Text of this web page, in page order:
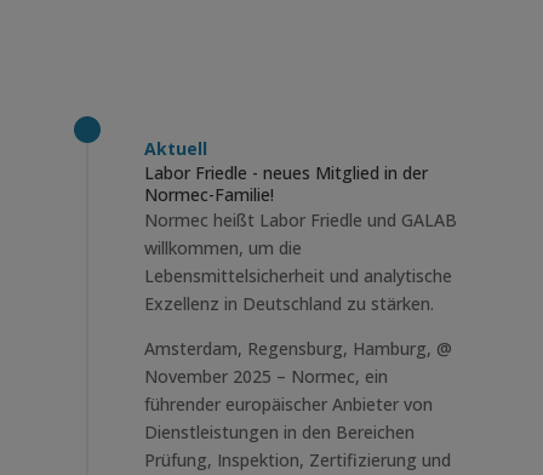
Aktuell
Labor Friedle - neues Mitglied in der
Normec-Familie!
Normec heißt Labor Friedle und GALAB
willkommen, um die
Lebensmittelsicherheit und analytische
Exzellenz in Deutschland zu stärken.
Amsterdam, Regensburg, Hamburg, @
November 2025 – Normec, ein
führender europäischer Anbieter von
Dienstleistungen in den Bereichen
Prüfung, Inspektion, Zertifizierung und